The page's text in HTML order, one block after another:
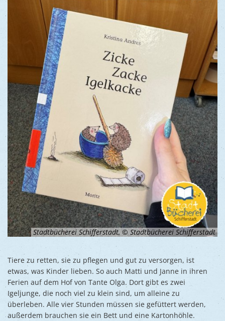
Stadtbücherei Schifferstadt, © Stadtbücherei Schifferstadt
Tiere zu retten, sie zu pflegen und gut zu versorgen, ist
etwas, was Kinder lieben. So auch Matti und Janne in ihren
Ferien auf dem Hof von Tante Olga. Dort gibt es zwei
Igeljunge, die noch viel zu klein sind, um alleine zu
überleben. Alle vier Stunden müssen sie gefüttert werden,
außerdem brauchen sie ein Bett und eine Kartonhöhle.